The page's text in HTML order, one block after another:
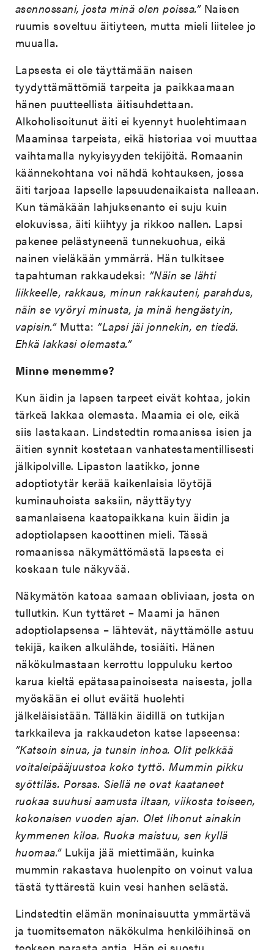
asennossani, josta minä olen poissa.”Naisen
ruumis soveltuu äitiyteen, mutta mieli liitelee jo
muualla.
Lapsesta ei ole täyttämään naisen
tyydyttämättömiä tarpeita ja paikkaamaan
hänen puutteellista äitisuhdettaan.
Alkoholisoitunut äiti ei kyennyt huolehtimaan
Maaminsa tarpeista, eikä historiaa voi muuttaa
vaihtamalla nykyisyyden tekijöitä. Romaanin
käännekohtana voi nähdä kohtauksen, jossa
äiti tarjoaa lapselle lapsuudenaikaista nalleaan.
Kun tämäkään lahjuksenanto ei suju kuin
elokuvissa, äiti kiihtyy ja rikkoo nallen. Lapsi
pakenee pelästyneenä tunnekuohua, eikä
nainen vieläkään ymmärrä. Hän tulkitsee
tapahtuman rakkaudeksi: ”Näin se lähti
liikkeelle, rakkaus, minun rakkauteni, parahdus,
näin se vyöryi minusta, ja minä hengästyin,
vapisin.”Mutta: ”Lapsi jäi jonnekin, en tiedä.
Ehkä lakkasi olemasta.”
Minne menemme?
Kun äidin ja lapsen tarpeet eivät kohtaa, jokin
tärkeä lakkaa olemasta. Maamia ei ole, eikä
siis lastakaan. Lindstedtin romaanissa isien ja
äitien synnit kostetaan vanhatestamentillisesti
jälkipolville. Lipaston laatikko, jonne
adoptiotytär kerää kaikenlaisia löytöjä
kuminauhoista saksiin, näyttäytyy
samanlaisena kaatopaikkana kuin äidin ja
adoptiolapsen kaoottinen mieli. Tässä
romaanissa näkymättömästä lapsesta ei
koskaan tule näkyvää.
Näkymätön katoaa samaan obliviaan, josta on
tullutkin. Kun tyttäret – Maami ja hänen
adoptiolapsensa – lähtevät, näyttämölle astuu
tekijä, kaiken alkulähde, tosiäiti. Hänen
näkökulmastaan kerrottu loppuluku kertoo
karua kieltä epätasapainoisesta naisesta, jolla
myöskään ei ollut eväitä huolehti
jälkeläisistään. Tälläkin äidillä on tutkijan
tarkkaileva ja rakkaudeton katse lapseensa:
”Katsoin sinua, ja tunsin inhoa. Olit pelkkää
voitaleipääjuustoa koko tyttö. Mummin pikku
syöttiläs. Porsas. Siellä ne ovat kaataneet
ruokaa suuhusi aamusta iltaan, viikosta toiseen,
kokonaisen vuoden ajan. Olet lihonut ainakin
kymmenen kiloa. Ruoka maistuu, sen kyllä
huomaa.”Lukija jää miettimään, kuinka
mummin rakastava huolenpito on voinut valua
tästä tyttärestä kuin vesi hanhen selästä.
Lindstedtin elämän moninaisuutta ymmärtävä
ja tuomitsematon näkökulma henkilöihinsä on